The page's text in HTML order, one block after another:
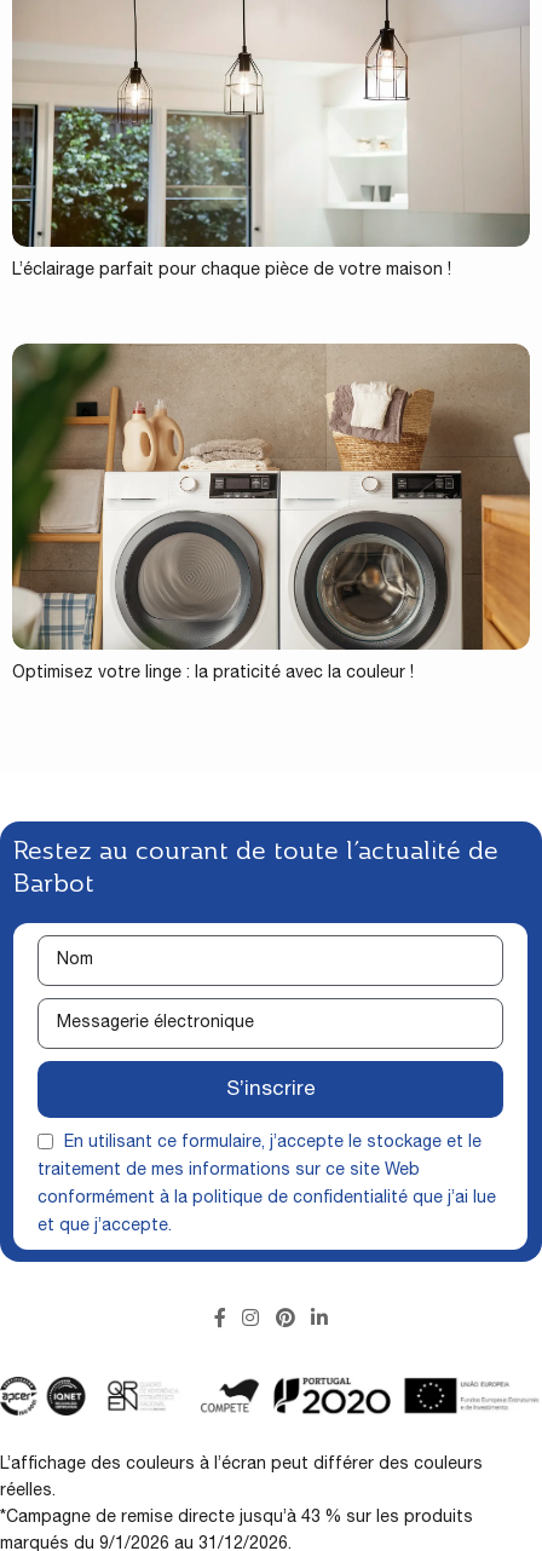
L’éclairage parfait pour chaque pièce de votre maison !
Optimisez votre linge : la praticité avec la couleur !
Restez au courant de toute l’actualité de
Barbot
En utilisant ce formulaire, j’accepte le stockage et le
traitement de mes informations sur ce site Web
conformément à la politique de confidentialité que j’ai lue
et que j’accepte.
S’inscrire
L’affichage des couleurs à l’écran peut différer des couleurs
réelles.
*Campagne de remise directe jusqu’à 43 % sur les produits
marqués du 9/1/2026 au 31/12/2026.